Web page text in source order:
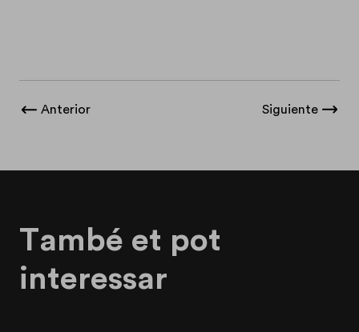
Anterior Siguiente
També et pot
interessar